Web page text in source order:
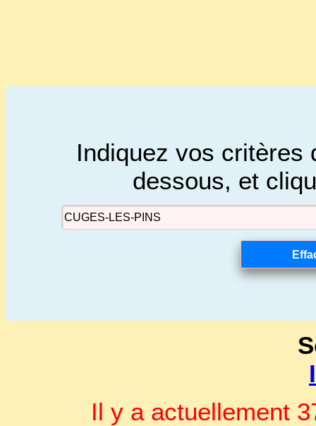
Indiquez vos critères
dessous, et
Il y a actuellement